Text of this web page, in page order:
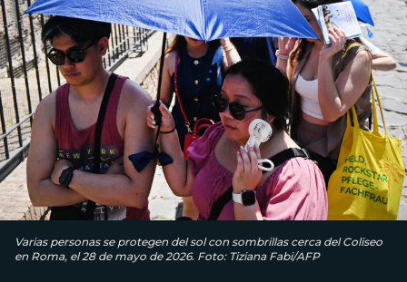
Varias personas se protegen del sol con sombrillas cerca del Coliseo
en Roma, el 28 de mayo de 2026. Foto: Tiziana Fabi/AFP